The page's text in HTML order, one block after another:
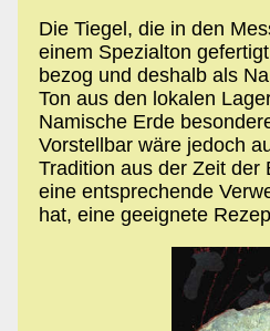
Die Tiegel, die in den
einem Spezialton
bezog und deshalb als
Ton aus den lokalen
Namische Erde
Vorstellbar wäre jedoch
Tradition aus der Zeit der
eine entsprechende
hat, eine geeignete